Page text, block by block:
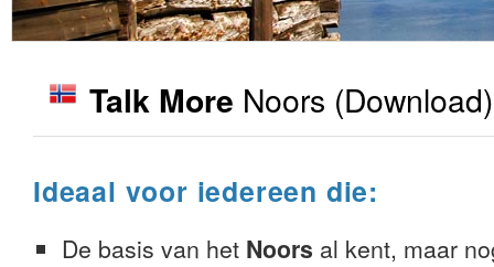
Talk More Noors
Ideaal voor iedereen die:
De basis van het Noors al kent, maar